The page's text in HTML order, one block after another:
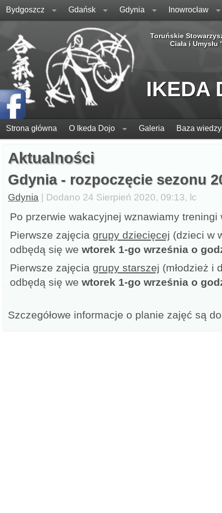
Bydgoszcz Gdańsk Gdynia Inowrocław
Toruńskie
Ciała i Umysłu
IKEDA
Strona główna O Ikeda Dojo Galeria Baza wiedzy
Aktualności
Gdynia - rozpoczęcie sezonu
Gdynia | Dodano 24 Sierpień 2020, 09:13, lc
Po przerwie wakacyjnej wznawiamy treningi
Pierwsze zajęcia grupy dziecięcej (dzieci w
odbędą się we wtorek 1-go września o
Pierwsze zajęcia grupy starszej (młodzież i
odbędą się we wtorek 1-go września o
Szczegółowe informacje o planie zajęć są